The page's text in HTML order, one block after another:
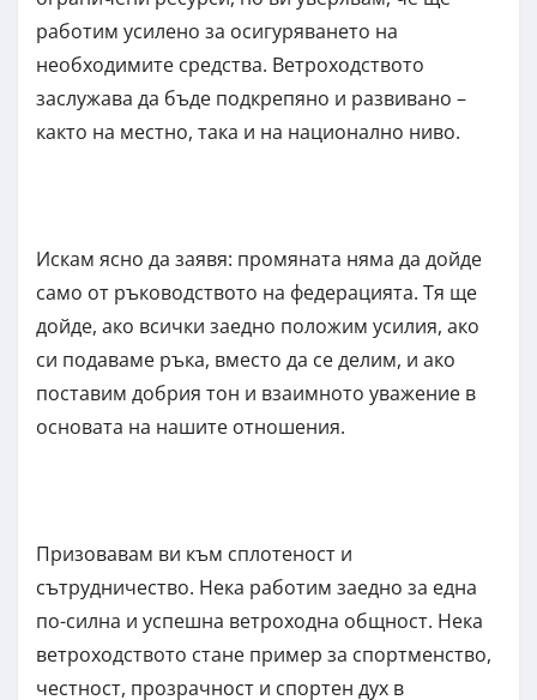
работим усилено за осигуряването на
необходимите средства. Ветроходството
заслужава да бъде подкрепяно и развивано –
както на местно, така и на национално ниво.
Искам ясно да заявя: промяната няма да дойде
само от ръководството на федерацията. Тя ще
дойде, ако всички заедно положим усилия, ако
си подаваме ръка, вместо да се делим, и ако
поставим добрия тон и взаимното уважение в
основата на нашите отношения.
Призовавам ви към сплотеност и
сътрудничество. Нека работим заедно за една
по-силна и успешна ветроходна общност. Нека
ветроходството стане пример за спортменство,
честност, прозрачност и спортен дух в